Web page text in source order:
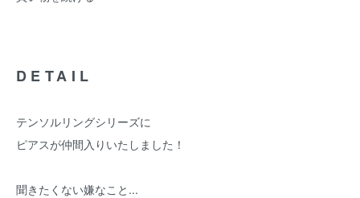
DETAIL
テンソルリングシリーズに
ピアスが仲間入りいたしました！
聞きたくない嫌なこと...